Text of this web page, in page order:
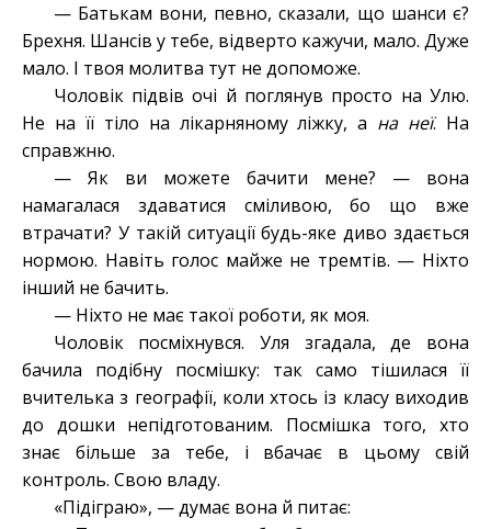
— Батькам вони, певно, сказали, що шанси є?
Брехня. Шансів у тебе, відверто кажучи, мало. Дуже
мало. І твоя молитва тут не допоможе.
Чоловік підвів очі й поглянув просто на Улю.
Не на її тіло на лікарняному ліжку, а на неї. На
справжню.
— Як ви можете бачити мене? — вона
намагалася здаватися сміливою, бо що вже
втрачати? У такій ситуації будь-яке диво здається
нормою. Навіть голос майже не тремтів. — Ніхто
інший не бачить.
— Ніхто не має такої роботи, як моя.
Чоловік посміхнувся. Уля згадала, де вона
бачила подібну посмішку: так само тішилася її
вчителька з географії, коли хтось із класу виходив
до дошки непідготованим. Посмішка того, хто
знає більше за тебе, і вбачає в цьому свій
контроль. Свою владу.
«Підіграю», — думає вона й питає: